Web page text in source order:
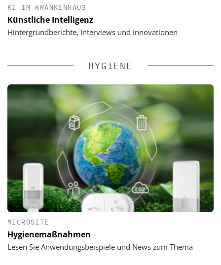
KI IM KRANKENHAUS
Künstliche Intelligenz
Hintergrundberichte, Interviews und Innovationen
HYGIENE
MICROSITE
Hygienemaßnahmen
Lesen Sie Anwendungsbeispiele und News zum Thema